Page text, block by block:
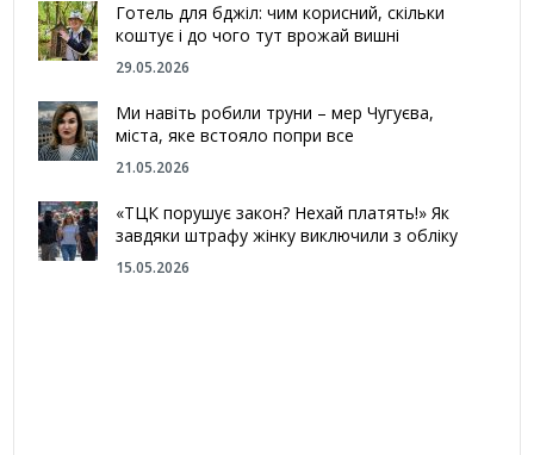
Готель для бджіл: чим корисний, скільки
коштує і до чого тут врожай вишні
29.05.2026
Ми навіть робили труни – мер Чугуєва,
міста, яке встояло попри все
21.05.2026
«ТЦК порушує закон? Нехай платять!» Як
завдяки штрафу жінку виключили з обліку
15.05.2026